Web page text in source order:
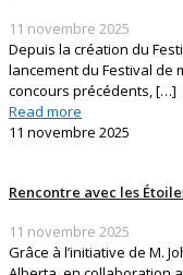
11 novembre 2025
Depuis la création du
lancement du Festival de
concours précédents, […]
Read more
11 novembre 2025
Rencontre avec les
11 novembre 2025
Grâce à l’initiative de M.